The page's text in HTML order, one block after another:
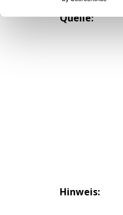
Quelle:
Hinweis: